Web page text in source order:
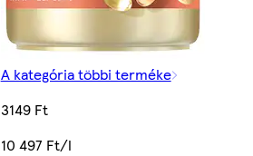
A kategória többi terméke
3149 Ft
10 497 Ft/l